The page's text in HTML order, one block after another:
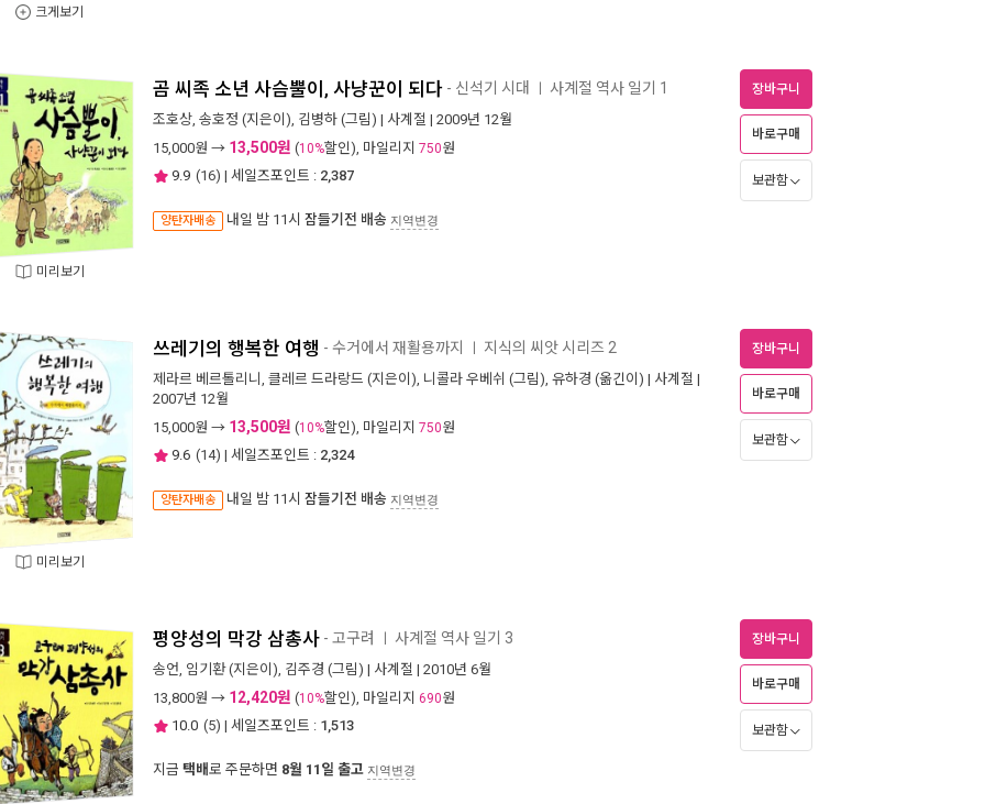
크게보기
미리보기
곰 씨족 소년 사슴뿔이, 사냥꾼이 되다 - 신석기 시대 사계절 역사 일기 1
조호상, 송호정 (지은이), 김병하 (그림) | 사계절 | 2009년 12월
15,000원 → 13,500원 (10%할인), 마일리지 750원
9.9 (16) | 세일즈포인트 : 2,387
양탄자배송 내일 밤 11시 잠들기전 배송 지역변경
장바구니
바로구매
보관함
미리보기
쓰레기의 행복한 여행 - 수거에서 재활용까지 지식의 씨앗 시리즈 2
제라르 베르톨리니 , 클레르 드라랑드 (지은이), 니콜라 우베쉬 (그림), 유하경 (옮긴이) | 사계절 |
2007년 12월
15,000원 → 13,500원 (10%할인), 마일리지 750원
9.6 (14) | 세일즈포인트 : 2,324
양탄자배송 내일 밤 11시 잠들기전 배송 지역변경
장바구니
바로구매
보관함
평양성의 막강 삼총사 - 고구려 사계절 역사 일기 3
송언, 임기환(지은이), 김주경 (그림) | 사계절 | 2010년 6월
13,800원 → 12,420원 (10%할인), 마일리지 690원
10.0 (5) | 세일즈포인트 : 1,513
지금 택배로 주문하면 8월 11일 출고 지역변경
장바구니
바로구매
보관함